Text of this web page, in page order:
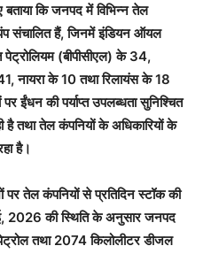
बताया कि जनपद में विभिन्न तेल
संचालित हैं, जिनमें इंडियन ऑयल
(बीपीसीएल) के 34,
नायरा के 10 तथा रिलायंस के 18
ईंधन की पर्याप्त उपलब्धता सुनिश्चित
है तथा तेल कंपनियों के अधिकारियों के
है।
पर तेल कंपनियों से प्रतिदिन स्टॉक की
2026 की स्थिति के अनुसार जनपद
तथा 2074 किलोलीटर डीजल